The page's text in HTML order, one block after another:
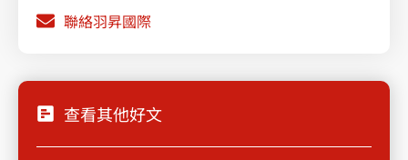
聯絡羽昇國際
查看其他好文